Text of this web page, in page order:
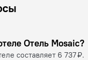
стоит проживание в отеле Отель Mosaic?
составляет 6 737 ₽.